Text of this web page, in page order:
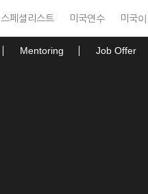
스페셜리스트 미국연수 미국
Mentoring Job Offer